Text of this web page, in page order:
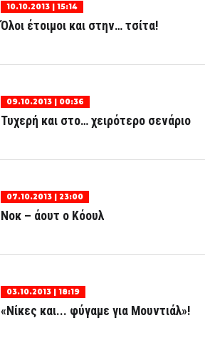
10.10.2013 | 15:14
Όλοι έτοιμοι και στην… τσίτα!
09.10.2013 | 00:36
Τυχερή και στο… χειρότερο σενάριο
07.10.2013 | 23:00
Νοκ – άουτ ο Κόουλ
03.10.2013 | 18:19
«Νίκες και... φύγαμε για Μουντιάλ»!